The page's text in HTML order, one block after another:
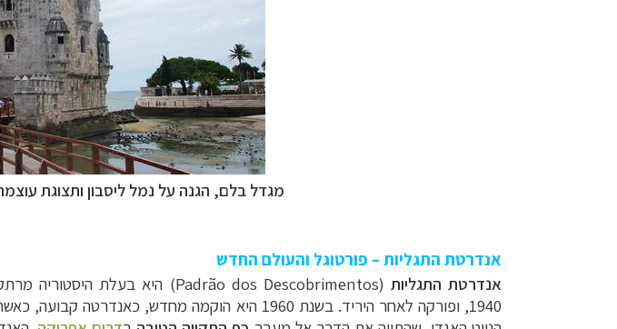
מגדל בלם, הגנה על נמל ליסבון ותצוגת
אנדרטת התגליות – פורטוגל והעולם החדש
אנדרטת התגליות (
Padrão dos Descobrimentos) היא בעלת היסטוריה
1940, ופורקה לאחר היריד. בשנת 1960 היא הוקמה מחדש, כאנדרטה קבועה, כאשר התאריך הסמלי היה 500 שנה למותו של